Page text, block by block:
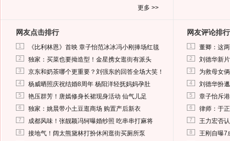
更多 >>
网友点击排行
1 《比利林恩》首映 章子怡范冰冰冯小刚捧场红毯
2 独家：买菜也要拗造型！金星携女逛街有派头
3 京东和奶茶哪个更重要？刘强东的回答全场大笑！
4 杨威晒照庆祝结婚8周年 杨阳洋轻抚妈妈孕肚
5 艳压群芳！唐嫣修身长裙现身活动 仙气儿足
6 独家：姚晨带小土豆逛商场 购置产后新衣
7 成都风味！张靓颖冯轲曝婚纱照 吃串串打麻将
8 接地气！阔太熊黛林打扮休闲逛街买厕所泵
网友评论排行
1 董卿：这
2 刘德华新
3 为救母女
4 刘德华扮
5 章子怡斥
6 律师：于
7 王力宏否
8 王刚自曝7